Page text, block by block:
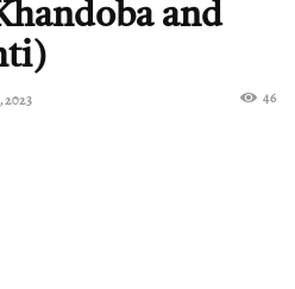
and
2023 46